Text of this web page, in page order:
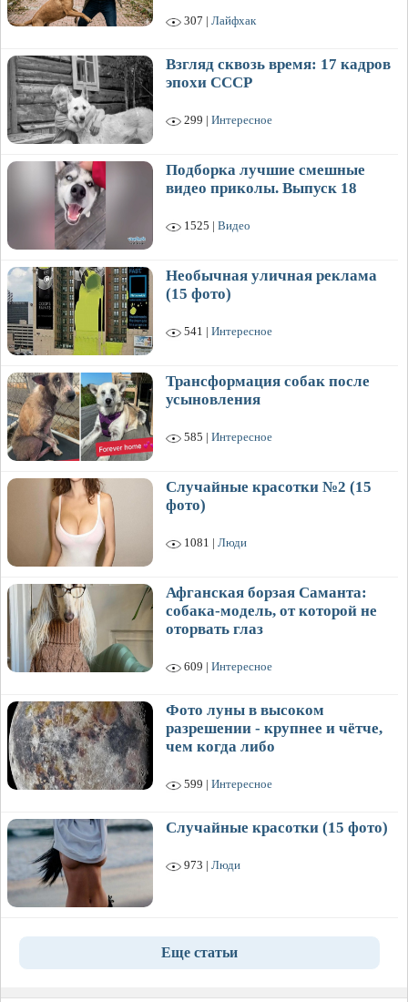
307 | Лайфхак
Взгляд сквозь время: 17 кадров
эпохи СССР
299 | Интересное
Подборка лучшие смешные
видео приколы. Выпуск 18
1525 | Видео
Необычная уличная реклама
(15 фото)
541 | Интересное
Трансформация собак после
усыновления
585 | Интересное
Случайные красотки №2 (15
фото)
1081 | Люди
Афганская борзая Саманта:
собака-модель, от которой не
оторвать глаз
609 | Интересное
Фото луны в высоком
разрешении - крупнее и чётче,
чем когда либо
599 | Интересное
Случайные красотки (15 фото)
973 | Люди
Еще статьи